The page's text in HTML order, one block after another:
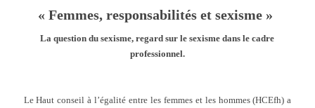
« Femmes, responsabilités et sexisme »
La question du sexisme, regard sur le sexisme dans le cadre
professionnel.
Le Haut conseil à l’égalité entre les femmes et les hommes (HCEfh) a